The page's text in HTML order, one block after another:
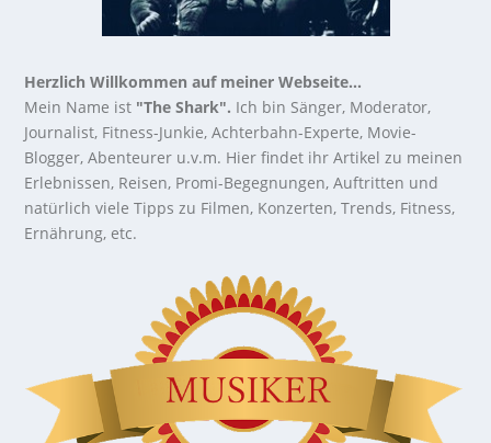
Herzlich Willkommen auf meiner Webseite...
Mein Name ist "The Shark". Ich bin Sänger, Moderator,
Journalist, Fitness-Junkie, Achterbahn-Experte, Movie-
Blogger, Abenteurer u.v.m. Hier findet ihr Artikel zu meinen
Erlebnissen, Reisen, Promi-Begegnungen, Auftritten und
natürlich viele Tipps zu Filmen, Konzerten, Trends, Fitness,
Ernährung, etc.